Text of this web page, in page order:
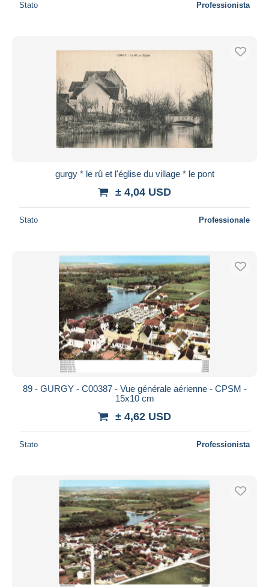
Stato Professionista
gurgy * le rû et l'église du village * le pont
± 4,04 USD
Stato Professionale
89 - GURGY - C00387 - Vue générale aérienne - CPSM -
15x10 cm
± 4,62 USD
Stato Professionista